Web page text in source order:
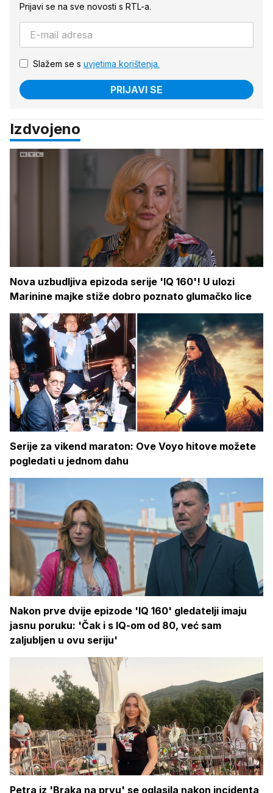
Prijavi se na sve novosti s RTL-a.
Slažem se s uvjetima korištenja.
PRIJAVI SE
Izdvojeno
Nova uzbudljiva epizoda serije 'IQ 160'! U ulozi
Marinine majke stiže dobro poznato glumačko lice
Serije za vikend maraton: Ove Voyo hitove možete
pogledati u jednom dahu
Nakon prve dvije epizode 'IQ 160' gledatelji imaju
jasnu poruku: 'Čak i s IQ-om od 80, već sam
zaljubljen u ovu seriju'
Petra iz 'Braka na prvu' se oglasila nakon incidenta